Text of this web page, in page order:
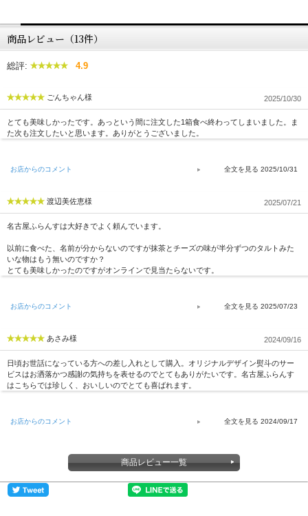
商品レビュー（13件）
総評: 4.9
ごんちゃん様 2025/10/30
とても美味しかったです。あっという間に注文した1箱食べ終わってしまいました。ま
た次も注文したいと思います。ありがとうございました。
お店からのコメント 2025/10/31
渡辺美佐恵様 2025/07/21
名古屋ふらんすは大好きでよく頼んでいます。
以前に食べた、名前が分からないのですが抹茶とチーズの味が半分ずつのタルトみた
いな物はもう無いのですか？
とても美味しかったのですがオンラインで見当たらないです。
お店からのコメント 2025/07/23
あさみ様 2024/09/16
日頃お世話になっている方への差し入れとして購入。オリジナルデザイン熨斗のサー
ビスはお洒落かつ感謝の気持ちを表せるのでとてもありがたいです。名古屋ふらんす
はこちらでは珍しく、おいしいのでとても喜ばれます。
お店からのコメント 2024/09/17
商品レビュー一覧